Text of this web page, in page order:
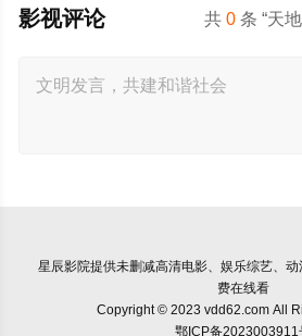
共0 条 “天
影视评论
星辰影院提供未删减高清电影、娱乐综艺、
费在线看
Copyright © 2023 vdd62.com All
鄂ICP备2023003911